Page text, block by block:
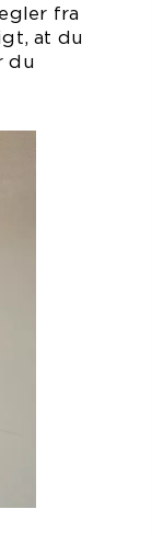
fra
at du
du